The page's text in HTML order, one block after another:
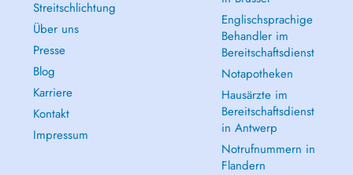
Streitschlichtung
Über uns
Presse
Blog
Karriere
Kontakt
Impressum
Englischsprachige
Behandler im
Bereitschaftsdienst
Notapotheken
Hausärzte im
Bereitschaftsdienst
in Antwerp
Notrufnummern in
Flandern